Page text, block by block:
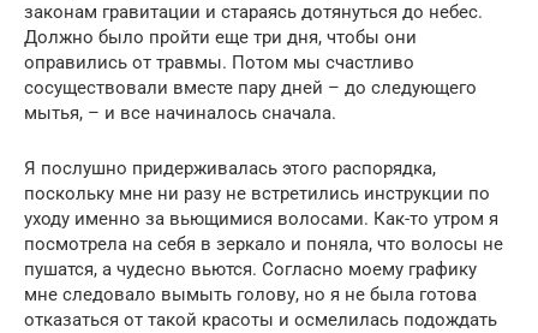
законам гравитации и стараясь дотянуться до небес.
Должно было пройти еще три дня, чтобы они
оправились от травмы. Потом мы счастливо
сосуществовали вместе пару дней – до следующего
мытья, – и все начиналось сначала.
Я послушно придерживалась этого распорядка,
поскольку мне ни разу не встретились инструкции по
уходу именно за вьющимися волосами. Как-то утром я
посмотрела на себя в зеркало и поняла, что волосы не
пушатся, а чудесно вьются. Согласно моему графику
мне следовало вымыть голову, но я не была готова
отказаться от такой красоты и осмелилась подождать